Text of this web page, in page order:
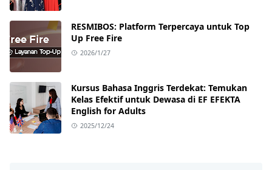
RESMIBOS: Platform Terpercaya untuk Top
Up Free Fire
2026/1/27
Kursus Bahasa Inggris Terdekat: Temukan
Kelas Efektif untuk Dewasa di EF EFEKTA
English for Adults
2025/12/24